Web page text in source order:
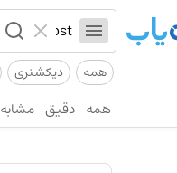
همه دیکشنری
همه دقیق مشابه